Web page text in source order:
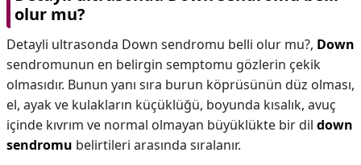
olur mu?
Detayli ultrasonda Down sendromu belli olur mu?, Down
sendromunun en belirgin semptomu gözlerin çekik
olmasıdır. Bunun yanı sıra burun köprüsünün düz olması,
el, ayak ve kulakların küçüklüğü, boyunda kısalık, avuç
içinde kıvrım ve normal olmayan büyüklükte bir dil down
sendromu belirtileri arasında sıralanır.